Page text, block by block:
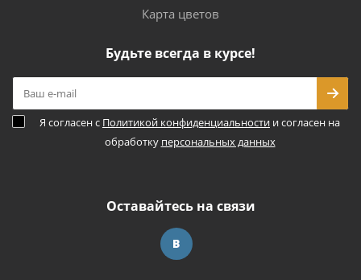
Карта цветов
Будьте всегда в курсе!
Я согласен с Политикой конфиденциальности и согласен на
обработку персональных данных
Оставайтесь на связи